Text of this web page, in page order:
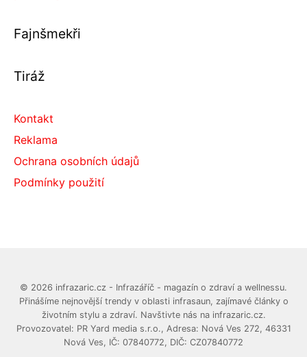
Fajnšmekři
Tiráž
Kontakt
Reklama
Ochrana osobních údajů
Podmínky použití
© 2026 infrazaric.cz - Infrazáříč - magazín o zdraví a wellnessu.
Přinášíme nejnovější trendy v oblasti infrasaun, zajímavé články o
životním stylu a zdraví. Navštivte nás na infrazaric.cz.
Provozovatel: PR Yard media s.r.o., Adresa: Nová Ves 272, 46331
Nová Ves, IČ: 07840772, DIČ: CZ07840772